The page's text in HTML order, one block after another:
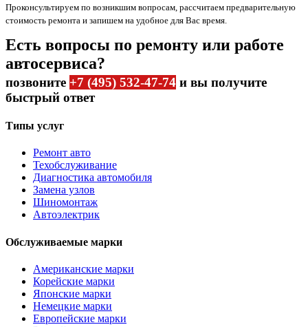
Проконсультируем по возникшим вопросам, рассчитаем предварительную
стоимость ремонта и запишем на удобное для Вас время.
Есть вопросы по ремонту или работе
автосервиса?
позвоните +7 (495) 532-47-74 и вы получите
быстрый ответ
Типы услуг
Ремонт авто
Техобслуживание
Диагностика автомобиля
Замена узлов
Шиномонтаж
Автоэлектрик
Обслуживаемые марки
Американские марки
Корейские марки
Японские марки
Немецкие марки
Европейские марки